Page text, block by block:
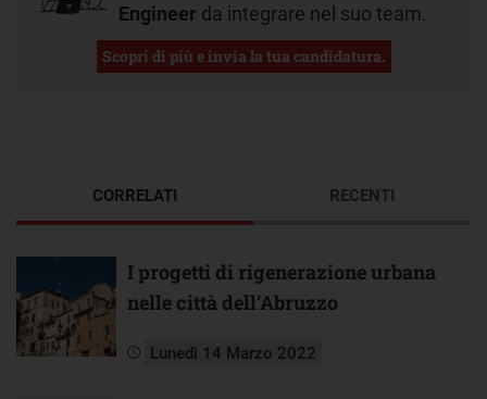
Engineer da integrare nel suo team.
Scopri di più e invia la tua candidatura.
CORRELATI
I progetti di rigenerazione urbana
nelle città dell’Abruzzo
Lunedì 14 Marzo 2022
RECENTI